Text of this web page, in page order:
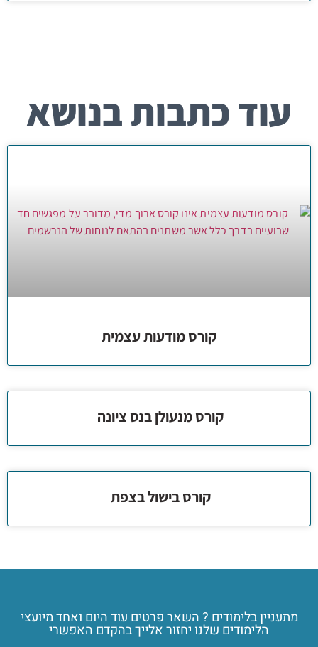
עוד כתבות בנושא
קורס מודעות עצמית
קורס מנעולן בנס ציונה
קורס בישול בצפת
מתעניין בלימודים ? השאר פרטים עוד היום ואחד מיועצי
הלימודים שלנו יחזור אלייך בהקדם האפשרי